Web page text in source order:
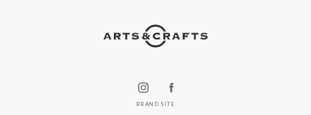
BRAND SITE